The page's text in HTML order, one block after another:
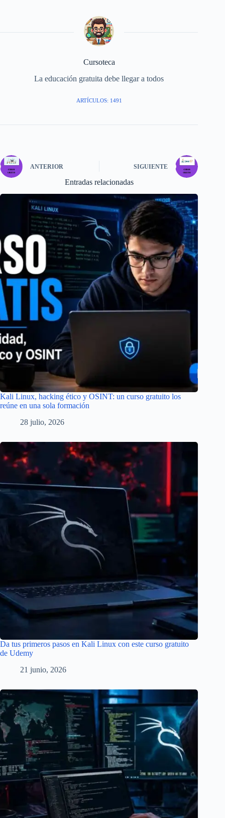
Cursoteca
La educación gratuita debe llegar a todos
ARTÍCULOS: 1491
ANTERIOR SIGUIENTE
Entradas relacionadas
Kali Linux, hacking ético y OSINT: un curso gratuito los
reúne en una sola formación
28 julio, 2026
Da tus primeros pasos en Kali Linux con este curso gratuito
de Udemy
21 junio, 2026